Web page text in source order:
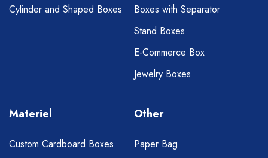
Cylinder and Shaped Boxes
Boxes with Separator
Stand Boxes
E-Commerce Box
Jewelry Boxes
Materiel
Custom Cardboard Boxes
Other
Paper Bag